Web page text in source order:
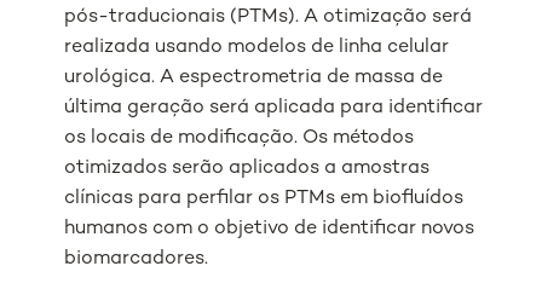
pós-traducionais (PTMs). A otimização será
realizada usando modelos de linha celular
urológica. A espectrometria de massa de
última geração será aplicada para identificar
os locais de modificação. Os métodos
otimizados serão aplicados a amostras
clínicas para perfilar os PTMs em biofluídos
humanos com o objetivo de identificar novos
biomarcadores.